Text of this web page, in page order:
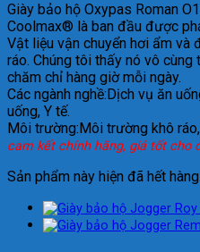
Giày bảo hộ Oxypas Roman
Coolmax® là ban đầu được
Vật liệu vận chuyển hơi ẩm và
ráo. Chúng tôi thấy nó vô
chăm chỉ hàng giờ mỗi ngày.
Các ngành nghề:Dịch vụ ăn
uống, Y tế.
Môi trường:Môi trường khô
cam kết chính hãng, giá tốt cho
Sản phẩm này hiện đã hết